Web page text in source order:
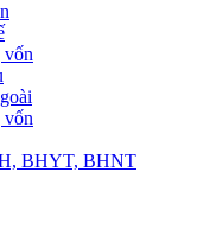
vốn
vốn
BHYT, BHNT